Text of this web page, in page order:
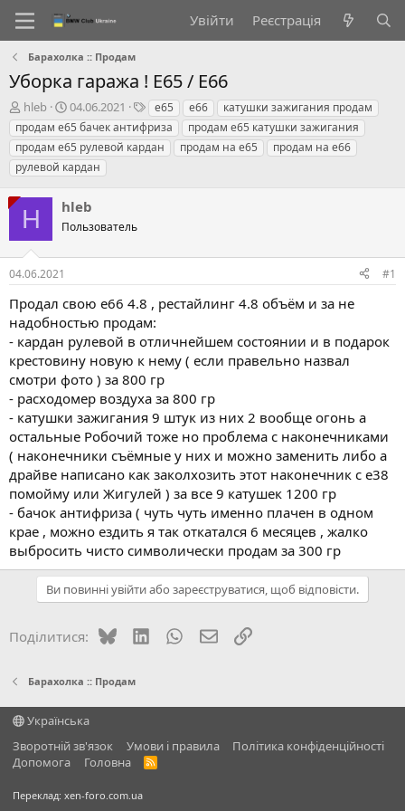
Увійти Реєстрація
Барахолка :: Продам
Уборка гаража ! Е65 / Е66
А
в
т
о
р
м
hleb
Д
а
т
а
с
в
р
н
я
04.06.2021
Т
е
г
и
е65 е66
катушки зажигания продам
продам е65 бачек антифриза
продам е65 катушки зажигания
продам е65 рулевой кардан
продам на е65
продам на е66
рулевой кардан
H hleb
Пользователь
04.06.2021 #1
Продал свою е66 4.8 , рестайлинг 4.8 объём и за не
надобностью продам:
- кардан рулевой в отличнейшем состоянии и в подарок
крестовину новую к нему ( если правельно назвал
смотри фото ) за 800 гр
- расходомер воздуха за 800 гр
- катушки зажигания 9 штук из них 2 вообще огонь а
остальные Робочий тоже но проблема с наконечниками
( наконечники съёмные у них и можно заменить либо а
драйве написано как заколхозить этот наконечник с е38
помойму или Жигулей ) за все 9 катушек 1200 гр
- бачок антифриза ( чуть чуть именно плачен в одном
крае , можно ездить я так откатался 6 месяцев , жалко
выбросить чисто символически продам за 300 гр
Ви повинні увійти або зареєструватися, щоб відповісти.
Поділитися: BlueskyLinkedInWhatsApp
E-mailПосилання
Барахолка :: Продам
Українська
Зворотній зв'язок
Умови і правила
Політика конфіденційності
Дoпoмoга
Головна
R
Переклад: xen-foro.com.ua